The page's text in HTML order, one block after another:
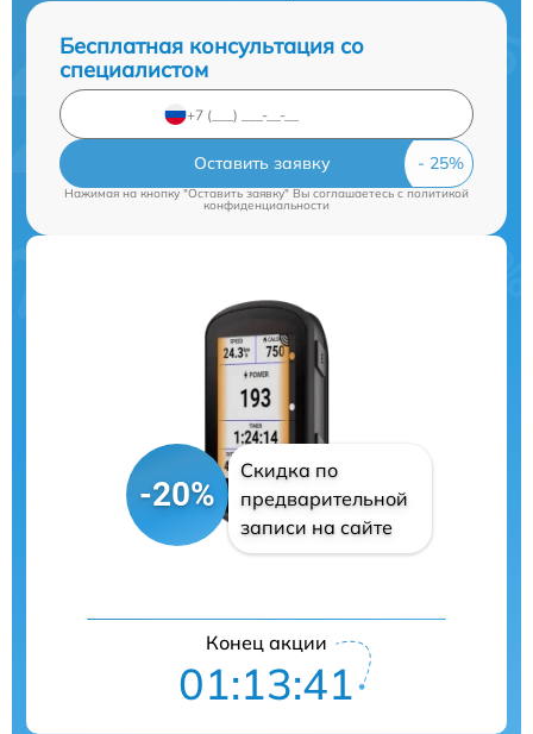
Бесплатная консультация со
специалистом
Оставить заявку
Нажимая на кнопку "Оставить заявку" Вы соглашаетесь cполитикой
конфиденциальности
-20%
Скидка по
предварительной
записи на сайте
Конец акции
01:13:40